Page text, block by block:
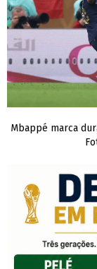
Mbappé marca